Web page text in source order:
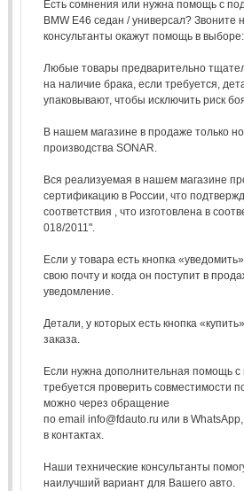
Есть сомнения или нужна помощь с
BMW E46 седан / универсал? Звоните
консультанты окажут помощь в выборе:
Любые товары предварительно
на наличие брака, если требуется,
упаковывают, чтобы исключить риск
В нашем магазине в продаже только
производства SONAR.
Вся реализуемая в нашем магазине
сертификацию в России, что
соответствия , что изготовлена в
018/2011".
Если у товара есть кнопка
свою почту и когда он поступит в
уведомление.
Детали, у которых есть кнопка
заказа.
Если нужна дополнительная помощь с
требуется проверить совместимости
можно через обращение
по email info@fdauto.ru или в
в контактах.
Наши технические консультанты
наилучший вариант для Вашего авто.